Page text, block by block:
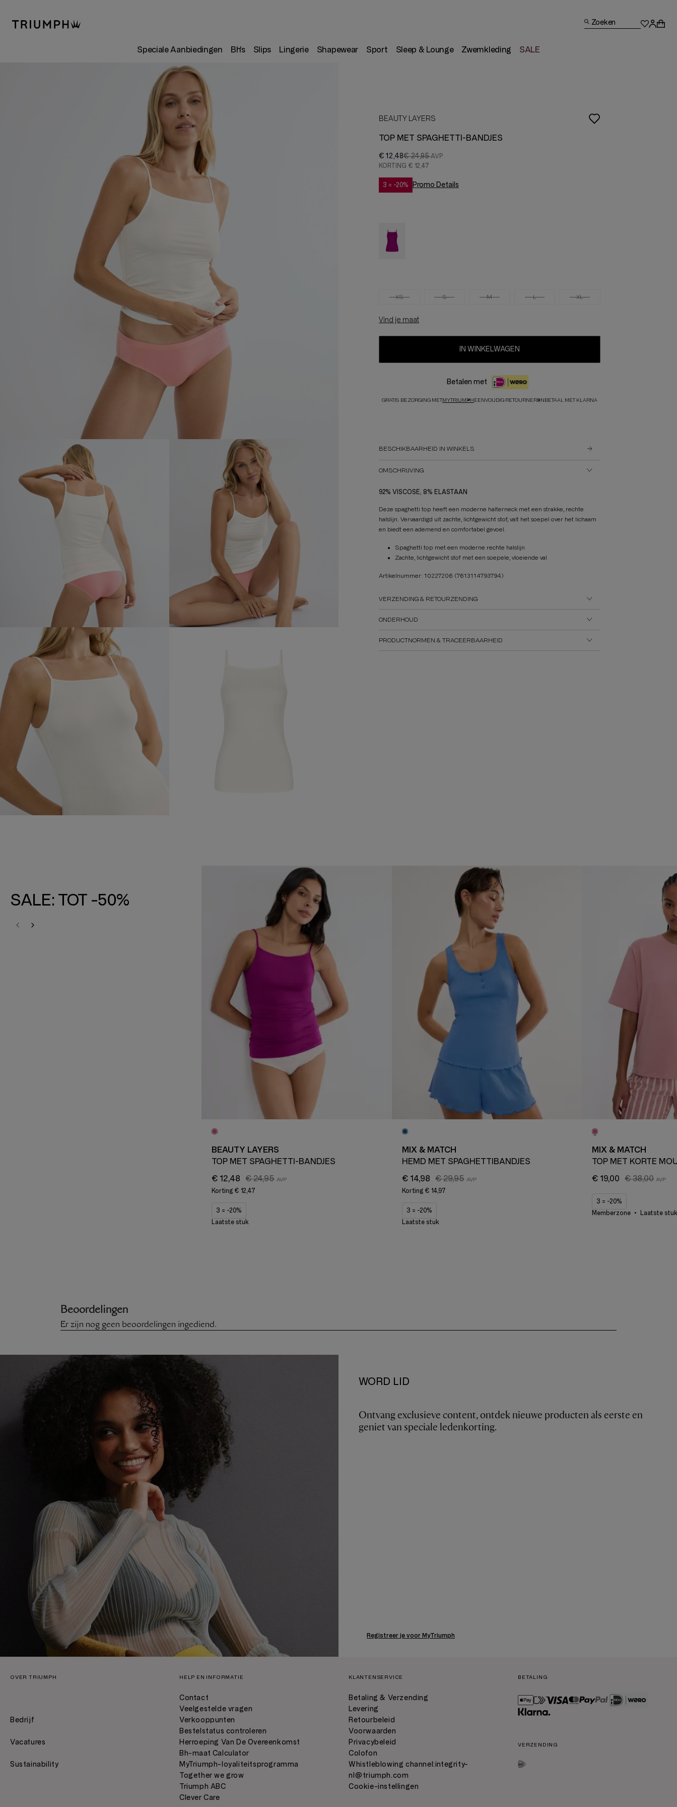
Speciale Aanbiedingen Bh's Slips Lingerie Shapewear Sport Sleep & Lounge Zwemkleding SALE
Zoeken
BEAUTY LAYERS
TOP MET SPAGHETTI-BANDJES
€ 12,48€ 24,95
KORTING € 12,47
3 = -20% Promo Details
XS S M L XL
Vind je maat
IN WINKELWAGEN
Betalen met
GRATIS BEZORGING METMYTRIUMPHEENVOUDIG RETOURNERENBETAAL MET KLARNA
BESCHIKBAARHEID IN WINKELS
OMSCHRIJVING
92% VISCOSE, 8% ELASTAAN
Deze spaghetti top heeft een moderne halterneck met een strakke, rechte
halslijn. Vervaardigd uit zachte, lichtgewicht stof, valt het soepel over het lichaam
en biedt een ademend en comfortabel gevoel.
Spaghetti top met een moderne rechte halslijn
Zachte, lichtgewicht stof met een soepele, vloeiende val
Artikelnummer: 10227206 (7613114793794)
VERZENDING & RETOURZENDING
ONDERHOUD
PRODUCTNORMEN & TRACEERBAARHEID
SALE: TOT -50%
BEAUTY LAYERS
TOP MET SPAGHETTI-BANDJES
€ 12,48
€ 24,95
Korting € 12,47
3 = -20%
Laatste stuk
MIX & MATCH
HEMD MET SPAGHETTIBANDJES
€ 14,98
€ 29,95
Korting € 14,97
3 = -20%
Laatste stuk
MIX & MATCH
TOP MET KORTE
€ 19,00
€ 38,00
3 = -20%
Memberzone
Laatste
WORD LID
Ontvang exclusieve content, ontdek nieuwe producten als eerste en
geniet van speciale ledenkorting.
Registreer je voor MyTriumph
OVER TRIUMPH
Bedrijf
Vacatures
Sustainability
HELP EN INFORMATIE
Contact
Veelgestelde vragen
Verkooppunten
Bestelstatus controleren
Herroeping Van De Overeenkomst
Bh-maat Calculator
MyTriumph-loyaliteitsprogramma
Together we grow
Triumph ABC
Clever Care
KLANTENSERVICE
Betaling & Verzending
Levering
Retourbeleid
Voorwaarden
Privacybeleid
Colofon
Whistleblowing channel:integrity-
nl@triumph.com
Cookie-instellingen
BETALING
VERZENDING